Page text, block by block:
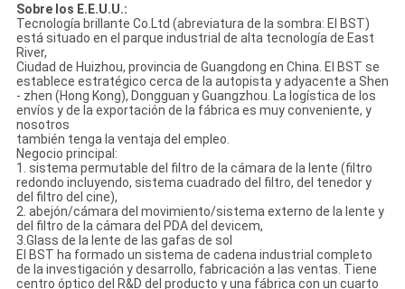
Sobre los E.E.U.U.:
Tecnología brillante Co.Ltd (abreviatura de la sombra: El BST)
está situado en el parque industrial de alta tecnología de East
River,
Ciudad de Huizhou, provincia de Guangdong en China. El BST se
establece estratégico cerca de la autopista y adyacente a Shen
- zhen (Hong Kong), Dongguan y Guangzhou. La logística de los
envíos y de la exportación de la fábrica es muy conveniente, y
nosotros
también tenga la ventaja del empleo.
Negocio principal:
1. sistema permutable del filtro de la cámara de la lente (filtro
redondo incluyendo, sistema cuadrado del filtro, del tenedor y
del filtro del cine),
2. abejón/cámara del movimiento/sistema externo de la lente y
del filtro de la cámara del PDA del devicem,
3.Glass de la lente de las gafas de sol
El BST ha formado un sistema de cadena industrial completo
de la investigación y desarrollo, fabricación a las ventas. Tiene
centro óptico del R&D del producto y una fábrica con un cuarto